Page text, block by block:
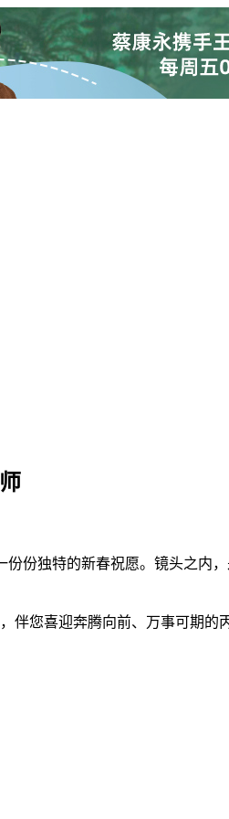
份独特的新春祝愿。镜头之内，
伴您喜迎奔腾向前、万事可期的